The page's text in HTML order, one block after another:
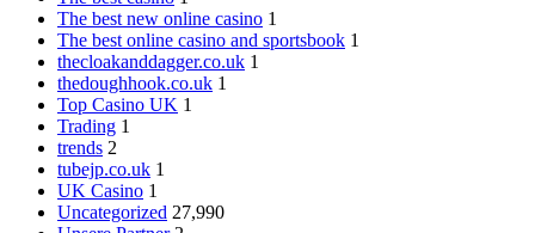
The best new online casino 1
The best online casino and sportsbook 1
thecloakanddagger.co.uk 1
thedoughhook.co.uk 1
Top Casino UK 1
Trading 1
trends 2
tubejp.co.uk 1
UK Casino 1
Uncategorized 27,990